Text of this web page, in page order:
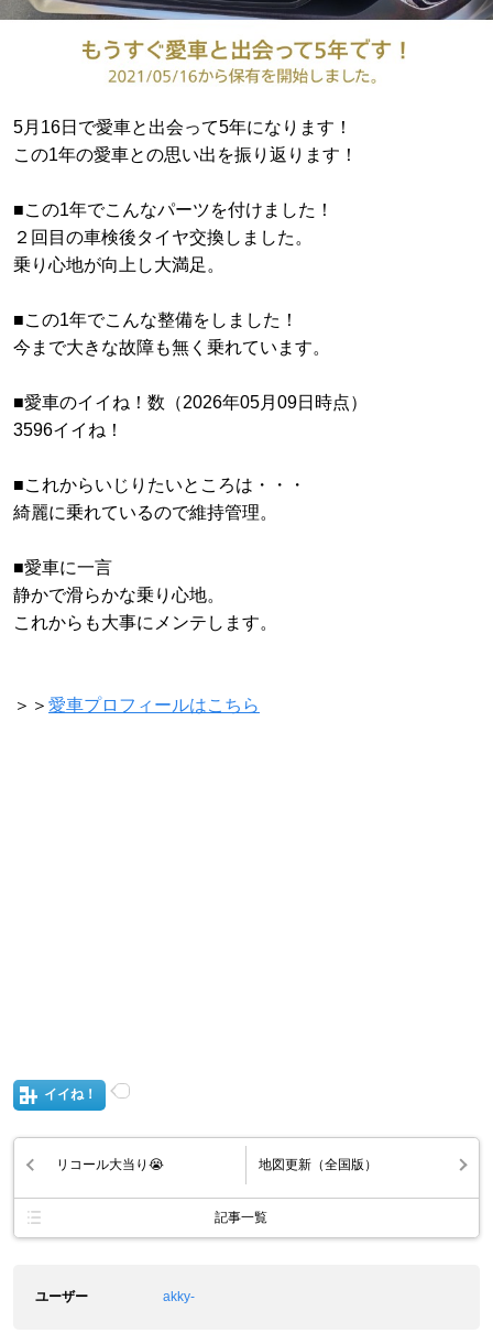
5月16日で愛車と出会って5年になります！
この1年の愛車との思い出を振り返ります！
■この1年でこんなパーツを付けました！
２回目の車検後タイヤ交換しました。
乗り心地が向上し大満足。
■この1年でこんな整備をしました！
今まで大きな故障も無く乗れています。
■愛車のイイね！数（2026年05月09日時点）
3596イイね！
■これからいじりたいところは・・・
綺麗に乗れているので維持管理。
■愛車に一言
静かで滑らかな乗り心地。
これからも大事にメンテします。
＞＞ 愛車プロフィールはこちら
イイね！
リコール大当り😭 地図更新（全国版）
記事一覧
ユーザー akky-